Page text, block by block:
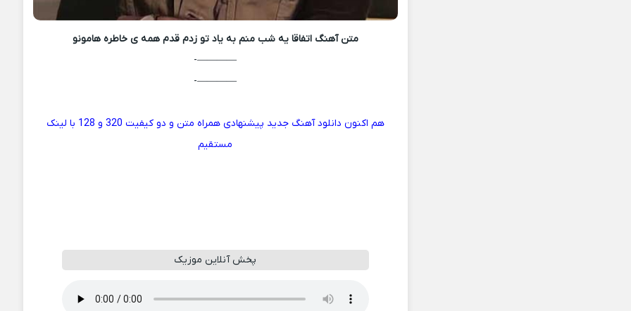
متن آهنگ اتفاقا یه شب منم به یاد تو زدم قدم همه ی خاطره هامونو
————-
————-
هم اکنون دانلود آهنگ جدید پیشنهادی همراه متن و دو کیفیت 320 و 128 با لینک
مستقیم
پخش آنلاین موزیک